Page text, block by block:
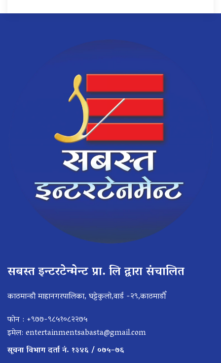
सबस्त इन्टरटेन्मेन्ट प्रा. लि द्वारा संचालित
काठमान्डौ माहानगरपालिका, घट्टेकुलो,वार्ड -२९,काठमाडौँ
फोन : +९७७-९८५१०८२२७५
इमेल: entertainmentsabasta@gmail.com
सूचना विभाग दर्ता नं. १३४६ / ०७५–७६